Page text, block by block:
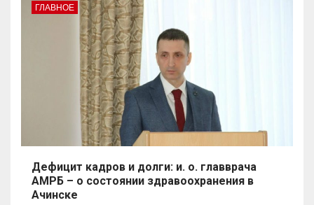
ГЛАВНОЕ
Дефицит кадров и долги: и. о. главврача
АМРБ – о состоянии здравоохранения в
Ачинске